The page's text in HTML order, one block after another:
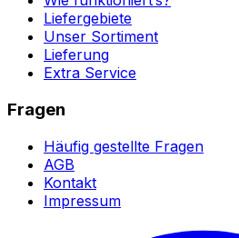
Liefergebiete
Unser Sortiment
Lieferung
Extra Service
Fragen
Häufig gestellte Fragen
AGB
Kontakt
Impressum